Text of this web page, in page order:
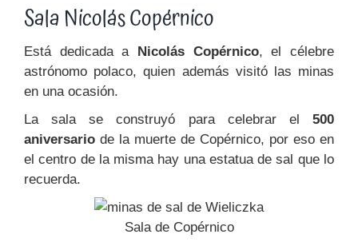
Sala Nicolás Copérnico
Está dedicada aNicolás Copérnico, el célebre
astrónomo polaco, quien además visitó las minas
en una ocasión.
La sala se construyó para celebrar el 500
aniversario de la muerte de Copérnico, por eso en
el centro de la misma hay una estatua de sal que lo
recuerda.
Sala de Copérnico